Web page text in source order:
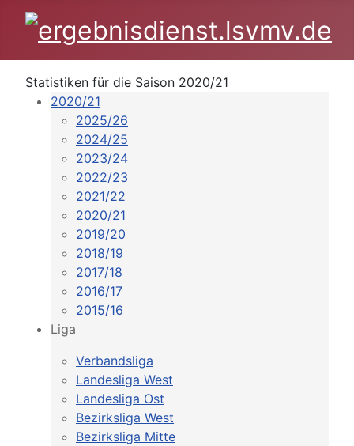
Statistiken für die Saison 2020/21
2020/21
2025/26
2024/25
2023/24
2022/23
2021/22
2020/21
2019/20
2018/19
2017/18
2016/17
2015/16
Liga
Verbandsliga
Landesliga West
Landesliga Ost
Bezirksliga West
Bezirksliga Mitte